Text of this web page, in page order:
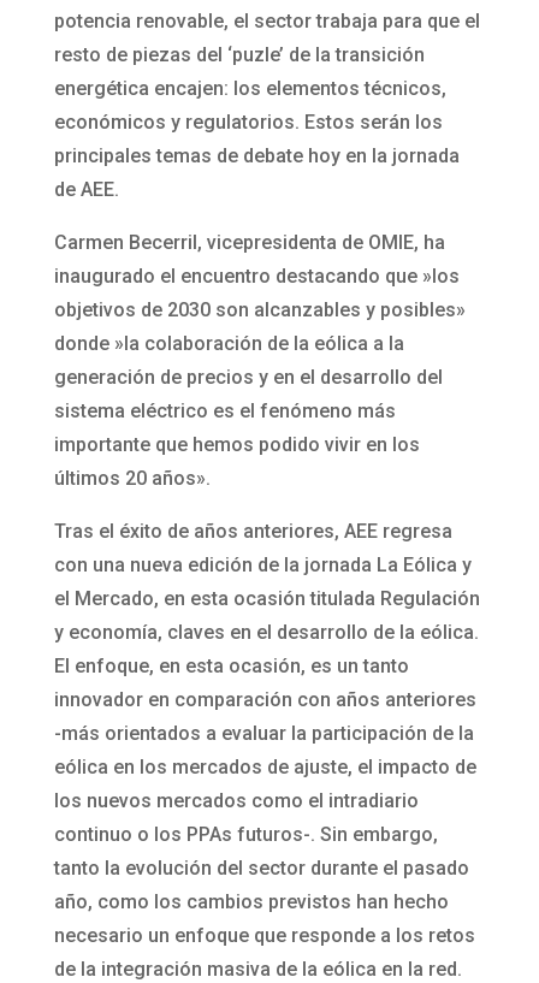
potencia renovable, el sector trabaja para que el
resto de piezas del ‘puzle’ de la transición
energética encajen: los elementos técnicos,
económicos y regulatorios. Estos serán los
principales temas de debate hoy en la jornada
de AEE.
Carmen Becerril, vicepresidenta de OMIE, ha
inaugurado el encuentro destacando que »los
objetivos de 2030 son alcanzables y posibles»
donde »la colaboración de la eólica a la
generación de precios y en el desarrollo del
sistema eléctrico es el fenómeno más
importante que hemos podido vivir en los
últimos 20 años».
Tras el éxito de años anteriores, AEE regresa
con una nueva edición de la jornada La Eólica y
el Mercado, en esta ocasión titulada Regulación
y economía, claves en el desarrollo de la eólica.
El enfoque, en esta ocasión, es un tanto
innovador en comparación con años anteriores
-más orientados a evaluar la participación de la
eólica en los mercados de ajuste, el impacto de
los nuevos mercados como el intradiario
continuo o los PPAs futuros-. Sin embargo,
tanto la evolución del sector durante el pasado
año, como los cambios previstos han hecho
necesario un enfoque que responde a los retos
de la integración masiva de la eólica en la red.